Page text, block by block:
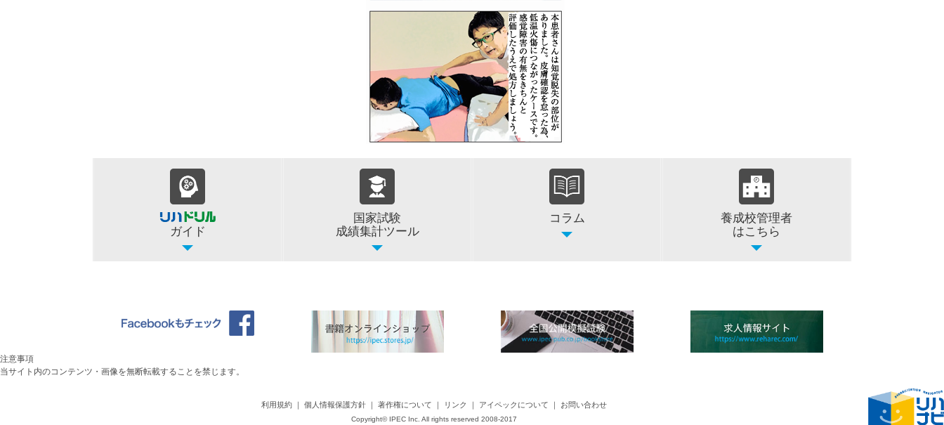
ガイド
国家試験
成績集計ツール
コラム
養成校管理者
はこちら
注意事項
当サイト内のコンテンツ・画像を無断転載することを禁じます。
利用規約 ｜個人情報保護方針 ｜著作権について リンク アイペックについて お問い合わせ
Copyright© IPEC Inc. All rights reserved 2008-2017